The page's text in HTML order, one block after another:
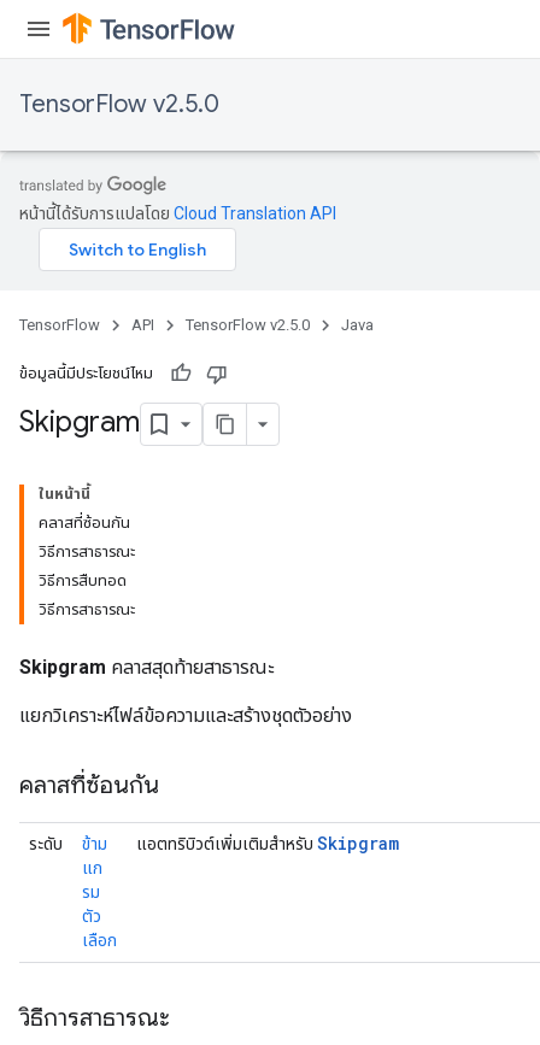
TensorFlow v2.5.0
หน้านี้ได้รับการแปลโดย Cloud Translation API
TensorFlow API TensorFlow v2.5.0 Java
ข้อมูลนี้มีประโยชน์ไหม
Skipgram
ในหน้านี้
คลาสที่ซ้อนกัน
วิธีการสาธารณะ
วิธีการสืบทอด
วิธีการสาธารณะ
Skipgram คลาสสุดท้ายสาธารณะ
แยกวิเคราะห์ไฟล์ข้อความและสร้างชุดตัวอย่าง
คลาสที่ซ้อนกัน
ระดับ
ข้าม
แก
รม
ตัว
เลือก
แอตทริบิวต์เพิ่มเติมสำหรับ Skipgram
วิธีการสาธารณะ